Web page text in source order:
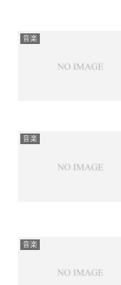
音楽
音楽
音楽